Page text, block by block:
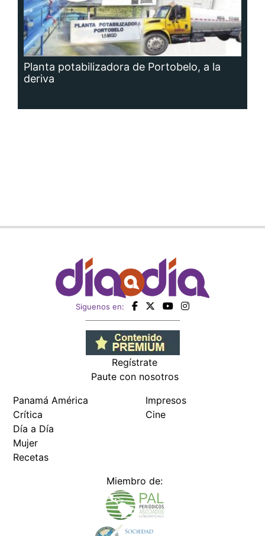
Planta potabilizadora de Portobelo, a la
deriva
Siguenos en:
Regístrate
Paute con nosotros
Panamá América
Crítica
Día a Día
Mujer
Recetas
Impresos
Cine
Miembro de: